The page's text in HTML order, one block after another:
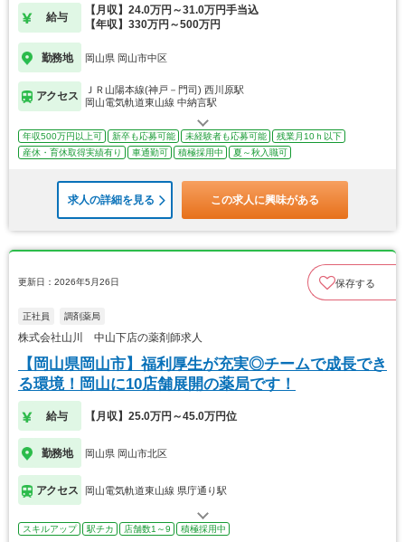
給与
【月収】24.0万円～31.0万円手当込
【年収】330万円～500万円
勤務地 岡山県 岡山市中区
アクセス
ＪＲ山陽本線(神戸－門司) 西川原駅
岡山電気軌道東山線 中納言駅
年収500万円以上可 新卒も応募可能 未経験者も応募可能
残業月10ｈ以下
産休・育休取得実績有り
車通勤可 積極採用中 夏～秋入職可
求人の詳細を見る この求人に興味がある
更新日：2026年5月26日 保存する
正社員 調剤薬局
株式会社山川 中山下店の薬剤師求人
【岡山県岡山市】福利厚生が充実◎チームで成長でき
る環境！岡山に10店舗展開の薬局です！
給与 【月収】25.0万円～45.0万円位
勤務地 岡山県 岡山市北区
アクセス 岡山電気軌道東山線 県庁通り駅
スキルアップ 駅チカ 店舗数1～9 積極採用中